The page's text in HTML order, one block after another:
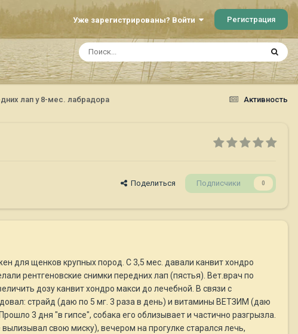
Уже зарегистрированы? Войти Регистрация
Активность
лап у 8-мес. лабрадора
Поделиться Подписчики 0
для щенков крупных пород. С 3,5 мес. давали канвит хондро
рентгеновские снимки передних лап (пястья). Вет.врач по
дозу канвит хондро макси до лечебной. В связи с
страйд (даю по 5 мг. 3 раза в день) и витамины ВЕТЗИМ (даю
3 дня "в гипсе", собака его облизывает и частично разгрызла.
свою миску), вечером на прогулке старался лечь,